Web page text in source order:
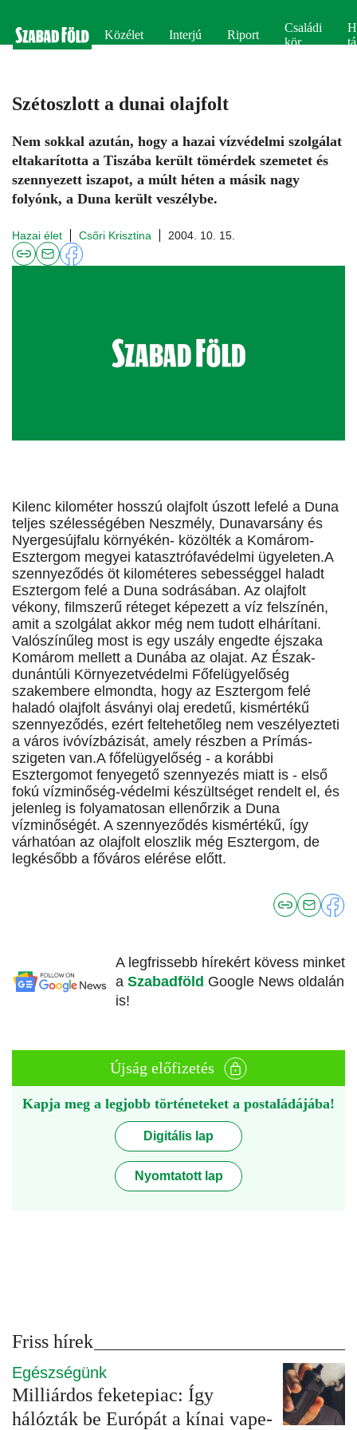
Közélet Interjú Riport
Családi
kör
Szétoszlott a dunai olajfolt
Nem sokkal azután, hogy a hazai vízvédelmi szolgálat
eltakarította a Tiszába került tömérdek szemetet és
szennyezett iszapot, a múlt héten a másik nagy
folyónk, a Duna került veszélybe.
Hazai élet Csőri Krisztina 2004. 10. 15.
Kilenc kilométer hosszú olajfolt úszott lefelé a Duna
teljes szélességében Neszmély, Dunavarsány és
Nyergesújfalu környékén- közölték a Komárom-
Esztergom megyei katasztrófavédelmi ügyeleten.A
szennyeződés öt kilométeres sebességgel haladt
Esztergom felé a Duna sodrásában. Az olajfolt
vékony, filmszerű réteget képezett a víz felszínén,
amit a szolgálat akkor még nem tudott elhárítani.
Valószínűleg most is egy uszály engedte éjszaka
Komárom mellett a Dunába az olajat. Az Észak-
dunántúli Környezetvédelmi Főfelügyelőség
szakembere elmondta, hogy az Esztergom felé
haladó olajfolt ásványi olaj eredetű, kismértékű
szennyeződés, ezért feltehetőleg nem veszélyezteti
a város ivóvízbázisát, amely részben a Prímás-
szigeten van.A főfelügyelőség - a korábbi
Esztergomot fenyegető szennyezés miatt is - első
fokú vízminőség-védelmi készültséget rendelt el, és
jelenleg is folyamatosan ellenőrzik a Duna
vízminőségét. A szennyeződés kismértékű, így
várhatóan az olajfolt eloszlik még Esztergom, de
legkésőbb a főváros elérése előtt.
A legfrissebb hírekért kövess minket
a Szabadföld Google News oldalán
is!
Újság előfizetés
Kapja meg a legjobb történeteket a postaládájába!
Digitális lap
Nyomtatott lap
Friss hírek
Egészségünk
Milliárdos feketepiac: Így
hálózták be Európát a kínai vape-